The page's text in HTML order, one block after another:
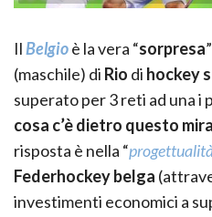
IlBelgioè la vera “sorpresa
(maschile) di Rio di hockey
superato per 3 reti ad una i
cosa c’è dietro questo
risposta è nella “
Federhockey belga
investimenti economici a